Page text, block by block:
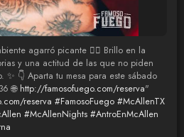
agarró picante 😮‍🔥 Brillo en la
y una actitud de las que no piden
✨ 👇 Aparta tu mesa para este sábado
🌐 http://famosofuego.com/reserva"
reserva #FamosoFuego #McAllenTX
#McAllenNights #AntroEnMcAllen